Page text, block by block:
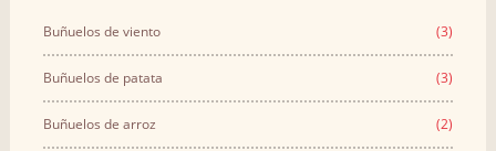
Buñuelos de viento (3)
Buñuelos de patata (3)
Buñuelos de arroz (2)